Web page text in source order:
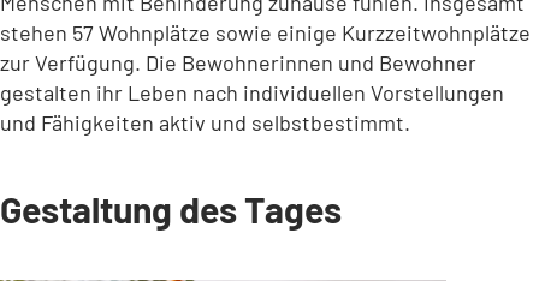
stehen 57 Wohnplätze sowie einige Kurzzeitwohnplätze
zur Verfügung. Die Bewohnerinnen und Bewohner
gestalten ihr Leben nach individuellen Vorstellungen
und Fähigkeiten aktiv und selbstbestimmt.
Gestaltung des Tages